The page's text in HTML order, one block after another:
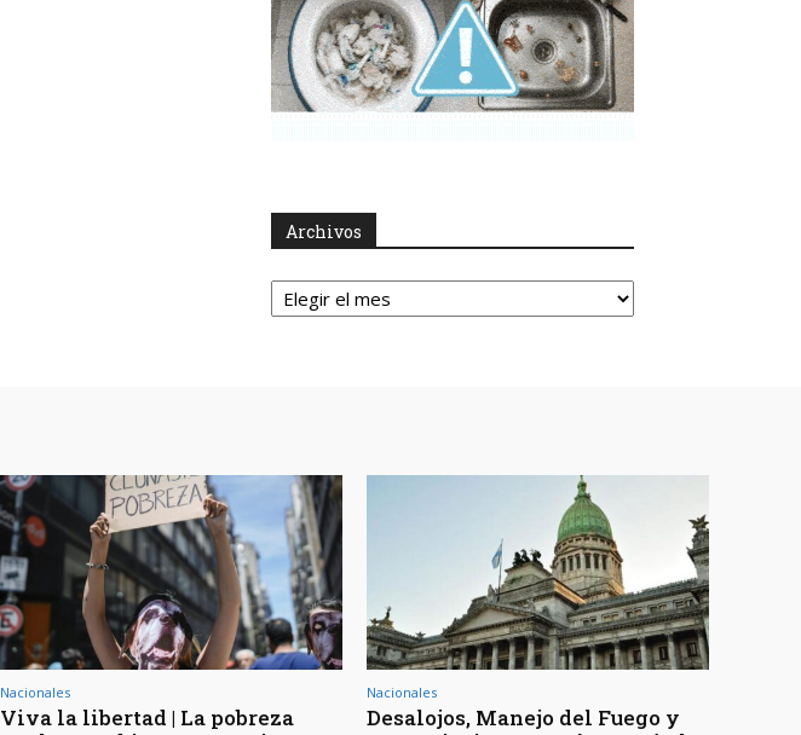
Archivos
Archivos
Nacionales
Viva la libertad | La pobreza
Nacionales
Desalojos, Manejo del Fuego y